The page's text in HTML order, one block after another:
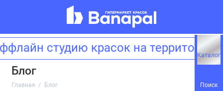
Каталог
Поиск
студию красок на
Блог
Главная Блог